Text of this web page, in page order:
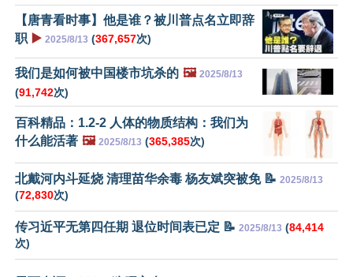
【唐青看时事】他是谁？被川普点名立即辞
职 ▶️ 2025/8/13 (367,657次)
我们是如何被中国楼市坑杀的 🖼️ 2025/8/13
(91,742次)
百科精品：1.2-2 人体的物质结构：我们为
什么能活著 🖼️ 2025/8/13 (365,385次)
北戴河内斗延烧 清理苗华余毒 杨友斌突被免 📝 2025/8/13
(72,830次)
传习近平无第四任期 退位时间表已定 📝 2025/8/13 (84,414
次)